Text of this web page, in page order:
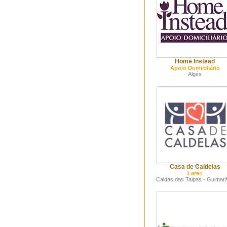
Home Instead
Apoio Domiciliário
Algés
Casa de Caldelas
Lares
Caldas das Taipas -